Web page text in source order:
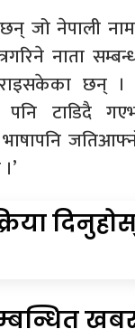
जो नेपाली नाम
नाता
छन् ।
पनि टाडिदै